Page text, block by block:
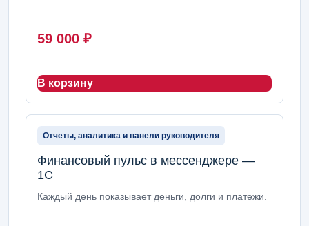
59 000 ₽
В корзину
Отчеты, аналитика и панели руководителя
Финансовый пульс в мессенджере —
1С
Каждый день показывает деньги, долги и платежи.